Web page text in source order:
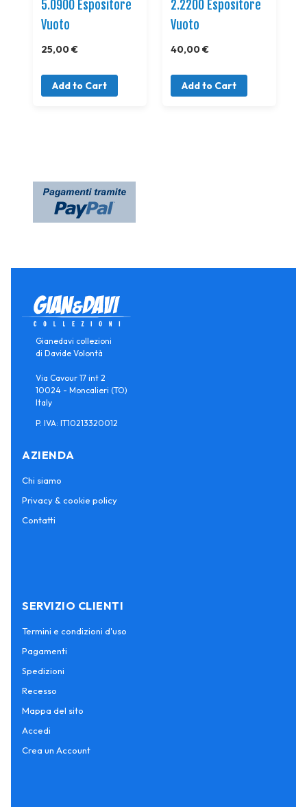
5.0900 Espositore
Vuoto
25,00 €
Add to Cart
2.2200 Espositore
Vuoto
40,00 €
Add to Cart
Gianedavi collezioni
di Davide Volontà
Via Cavour 17 int 2
10024 - Moncalieri (TO)
Italy
P. IVA: IT10213320012
AZIENDA
Chi siamo
Privacy & cookie policy
Contatti
SERVIZIO CLIENTI
Termini e condizioni d'uso
Pagamenti
Spedizioni
Recesso
Mappa del sito
Accedi
Crea un Account